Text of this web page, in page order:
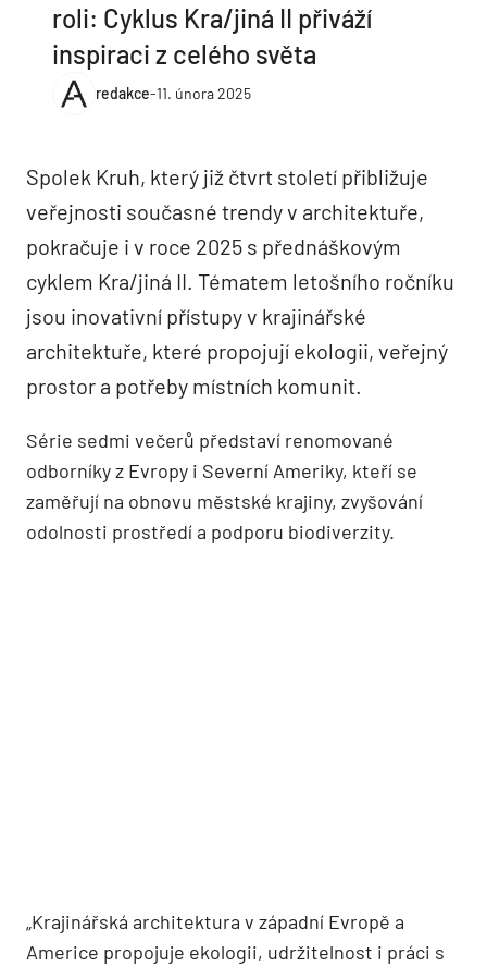
roli: Cyklus Kra/jiná II přiváží
inspiraci z celého světa
redakce-11. února 2025
Spolek Kruh, který již čtvrt století přibližuje
veřejnosti současné trendy v architektuře,
pokračuje i v roce 2025 s přednáškovým
cyklem Kra/jiná II. Tématem letošního ročníku
jsou inovativní přístupy v krajinářské
architektuře, které propojují ekologii, veřejný
prostor a potřeby místních komunit.
Série sedmi večerů představí renomované
odborníky z Evropy i Severní Ameriky, kteří se
zaměřují na obnovu městské krajiny, zvyšování
odolnosti prostředí a podporu biodiverzity.
„Krajinářská architektura v západní Evropě a
Americe propojuje ekologii, udržitelnost i práci s